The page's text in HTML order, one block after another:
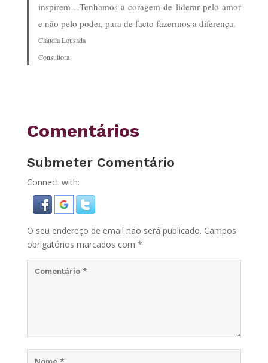
inspirem…Tenhamos a coragem de liderar pelo amor
e não pelo poder, para de facto fazermos a diferença.
Cláudia Lousada
Consultora
Comentários
Submeter Comentário
Connect with:
O seu endereço de email não será publicado. Campos
obrigatórios marcados com *